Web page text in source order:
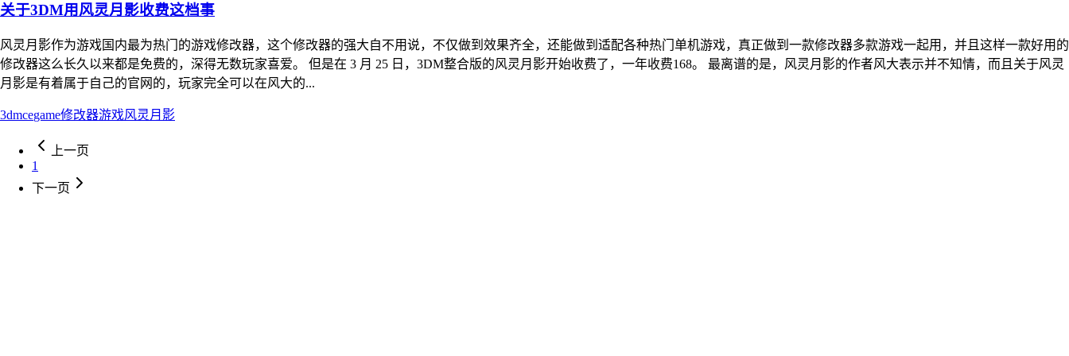
关于3DM用风灵月影收费这档事
风灵月影作为游戏国内最为热门的游戏修改器，这个修改器的强大自不用说，不仅做到效果齐全，还能做到适配各种热门单机游戏，真正做到一款修改器多款游戏一起用，并且这样一款好用的
修改器这么长久以来都是免费的，深得无数玩家喜爱。 但是在 3 月 25 日，3DM整合版的风灵月影开始收费了，一年收费168。 最离谱的是，风灵月影的作者风大表示并不知情，而且关于风灵
月影是有着属于自己的官网的，玩家完全可以在风大的...
3dmcegame修改器游戏风灵月影
上一页
1
下一页